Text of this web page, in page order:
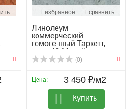
избранное сравнить
Линолеум
коммерческий
гомогенный Таркетт,
колл. IQ Megali...
(0)
Цена: 3 450 ₽/м2
Купить